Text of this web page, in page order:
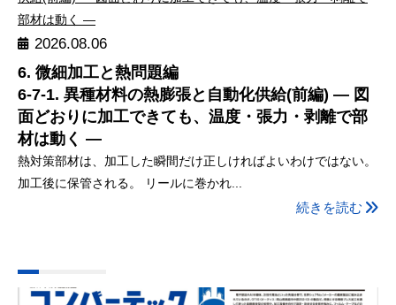
2026.08.06
6. 微細加工と熱問題編
6-7-1. 異種材料の熱膨張と自動化供給(前編) ― 図
面どおりに加工できても、温度・張力・剥離で部
材は動く ―
熱対策部材は、加工した瞬間だけ正しければよいわけではない。
加工後に保管される。 リールに巻かれ...
続きを読む